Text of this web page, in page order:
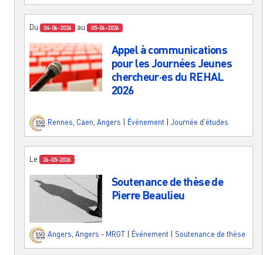
Du 04-06-2026 au 05-06-2026
Appel à communications
pour les Journées Jeunes
chercheur·es du REHAL
2026
Rennes Caen Angers Événement Journée d'études
Le 26-05-2026
Soutenance de thèse de
Pierre Beaulieu
Angers Angers - MRGT Événement Soutenance de thèse